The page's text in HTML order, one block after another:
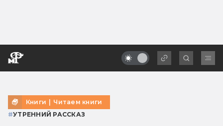
Книги | Читаем книги
#УТРЕННИЙ РАССКАЗ